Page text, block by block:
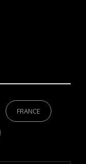
FRANCE